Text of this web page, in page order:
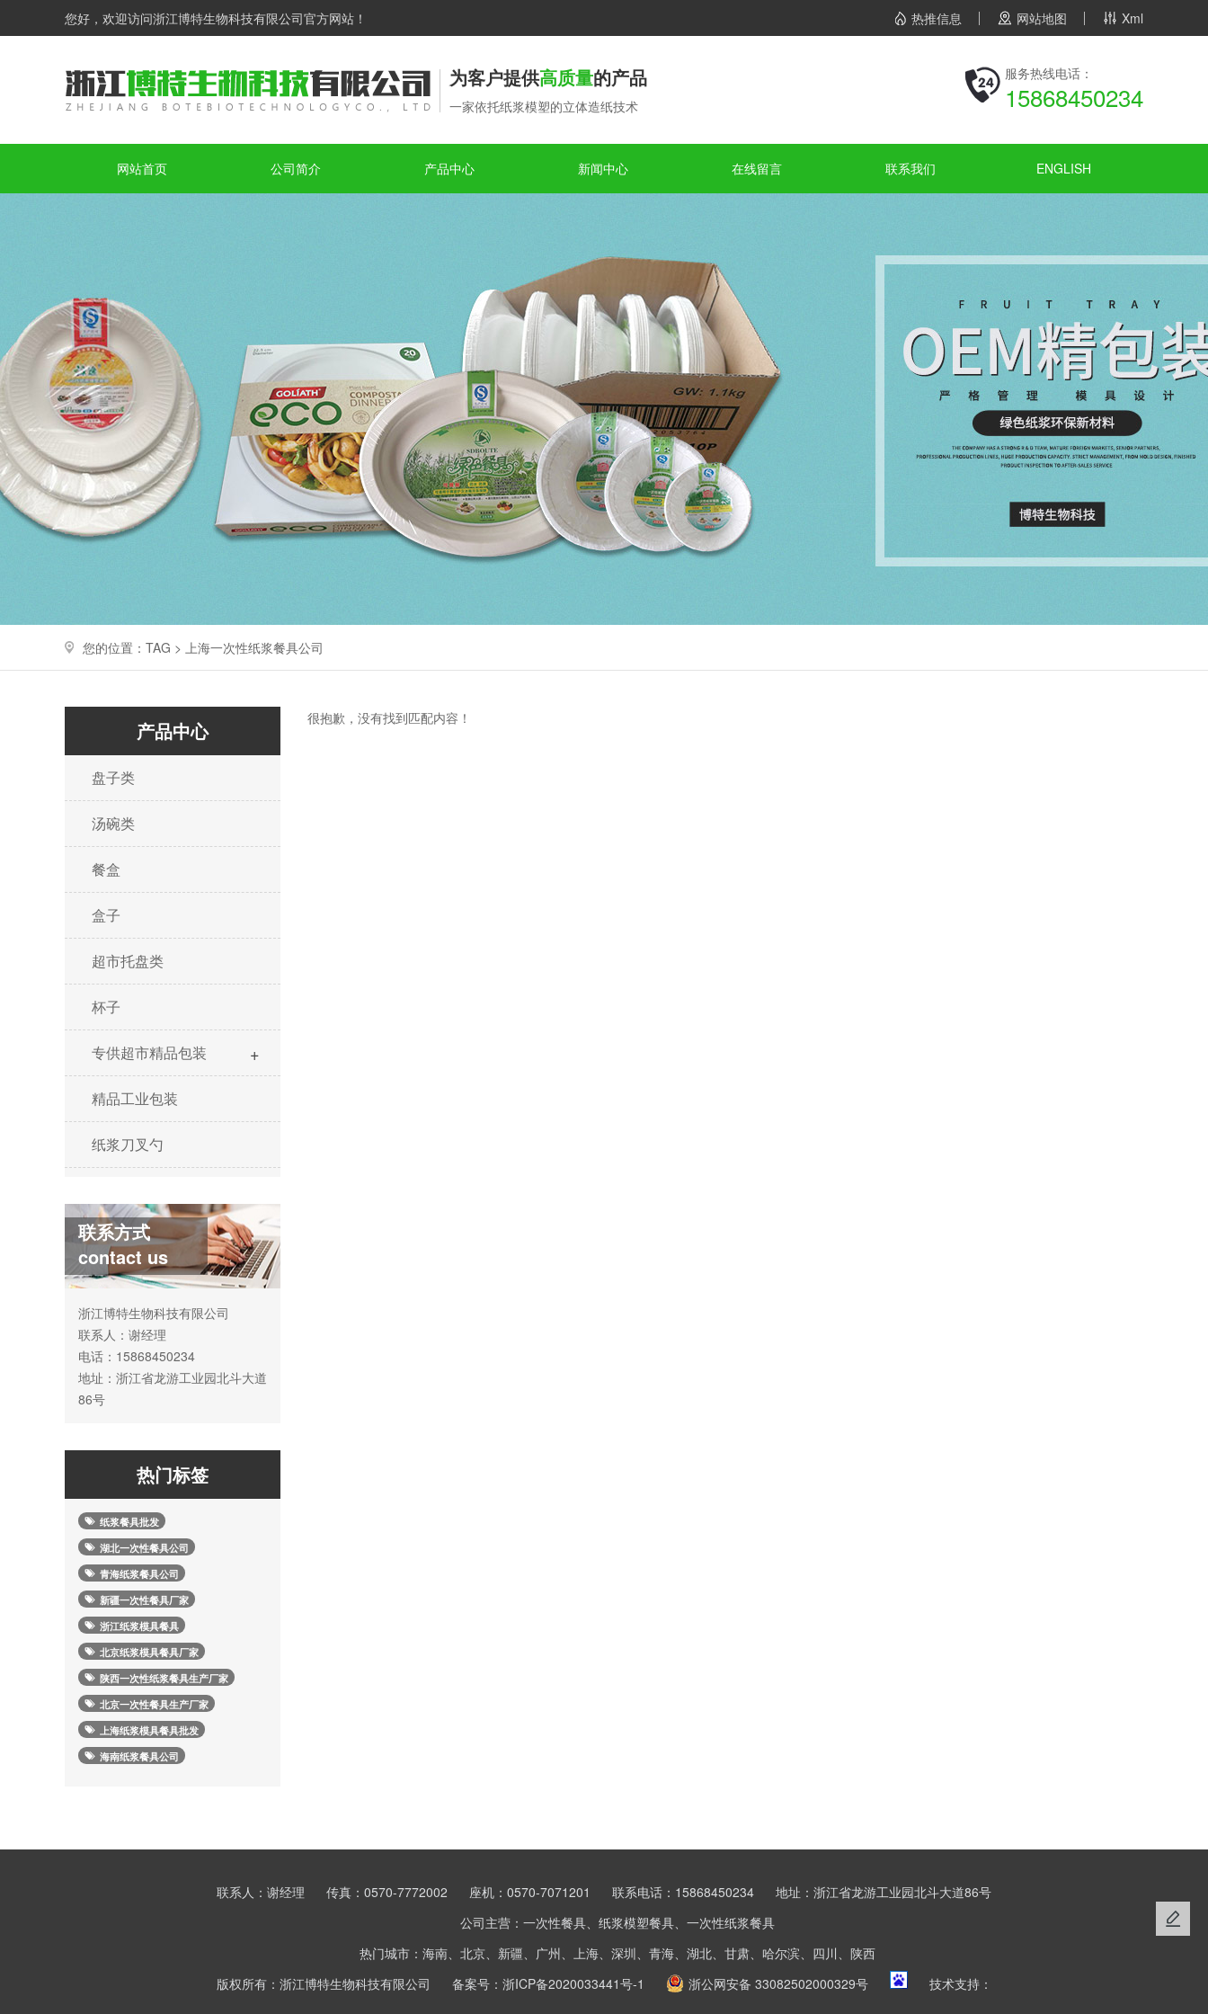
您好，欢迎访问浙江博特生物科技有限公司官方网站！ Xml
网站地图
热推信息
为客户提供高质量的产品
一家依托纸浆模塑的立体造纸技术
服务热线电话：
15868450234
网站首页 公司简介 产品中心 新闻中心 在线留言 联系我们 ENGLISH
您的位置：TAG > 上海一次性纸浆餐具公司
产品中心
盘子类
汤碗类
餐盒
盒子
超市托盘类
杯子
专供超市精品包装 +
精品工业包装
纸浆刀叉勺
联系方式
contact us
浙江博特生物科技有限公司
联系人：谢经理
电话：15868450234
地址：浙江省龙游工业园北斗大道
86号
热门标签
纸浆餐具批发
湖北一次性餐具公司
青海纸浆餐具公司
新疆一次性餐具厂家
浙江纸浆模具餐具
北京纸浆模具餐具厂家
陕西一次性纸浆餐具生产厂家
北京一次性餐具生产厂家
上海纸浆模具餐具批发
海南纸浆餐具公司
很抱歉，没有找到匹配内容！
联系人：谢经理 传真：0570-7772002 座机：0570-7071201 联系电话：15868450234
地址：浙江省龙游工业园北斗大道86号
公司主营：一次性餐具、纸浆模塑餐具、一次性纸浆餐具
热门城市：海南、北京、新疆、广州、上海、深圳、青海、湖北、甘肃、哈尔滨、四川、陕西
版权所有：浙江博特生物科技有限公司
备案号： 浙ICP备2020033441号-1 浙公网安备 33082502000329号 技术支持：